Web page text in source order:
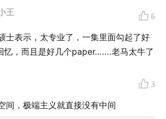
响有哪些？
底层逻辑
降维打击
、更充足的资金
王 6
士表示，太专业了，一集里面勾起了好
忆，而且是好几个paper…….老马太牛了
3
间，极端主义就直接没有中间